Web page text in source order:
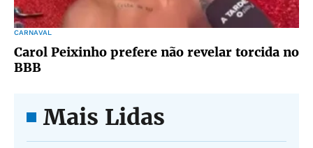
CARNAVAL
Carol Peixinho prefere não revelar torcida no
BBB
Mais Lidas